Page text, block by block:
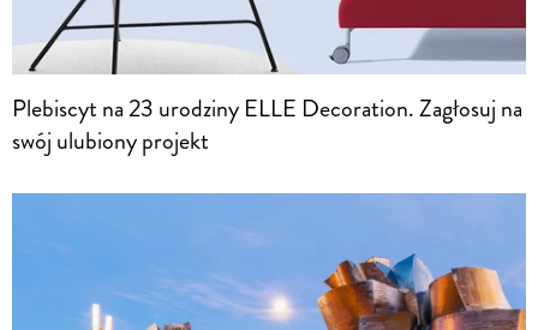
Plebiscyt na 23 urodziny ELLE Decoration. Zagłosuj na
swój ulubiony projekt